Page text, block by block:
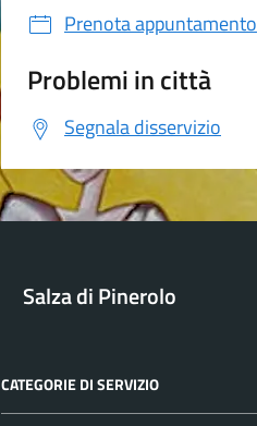
Prenota appuntamento
Problemi in città
Segnala disservizio
Salza di Pinerolo
CATEGORIE DI SERVIZIO